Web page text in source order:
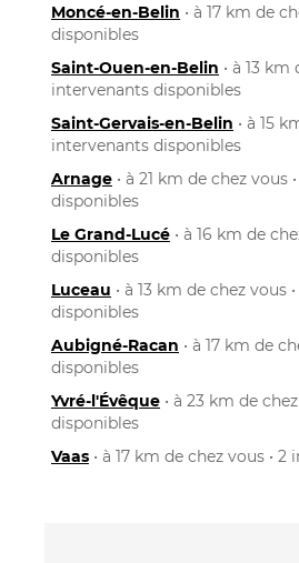
Moncé-en-Belin • à 17 km de
disponibles
Saint-Ouen-en-Belin • à 13 km
intervenants disponibles
Saint-Gervais-en-Belin • à 15
intervenants disponibles
Arnage • à 21 km de chez vous
disponibles
Le Grand-Lucé • à 16 km de
disponibles
Luceau • à 13 km de chez vous
disponibles
Aubigné-Racan • à 17 km de
disponibles
Yvré-l'Évêque • à 23 km de
disponibles
Vaas • à 17 km de chez vous •